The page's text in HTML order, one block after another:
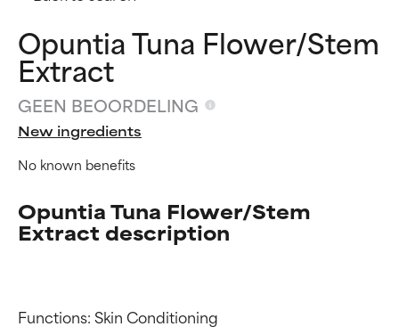
Opuntia Tuna Flower/Stem
Extract
GEEN BEOORDELING
New ingredients
No known benefits
Opuntia Tuna Flower/Stem
Extract description
Functions: Skin Conditioning